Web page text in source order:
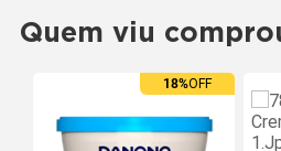
Quem viu
18%OFF